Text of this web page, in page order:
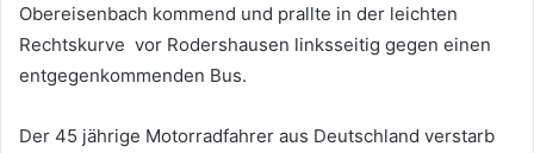
Obereisenbach kommend und prallte in der leichten
Rechtskurve vor Rodershausen linksseitig gegen einen
entgegenkommenden Bus.
Der 45 jährige Motorradfahrer aus Deutschland verstarb